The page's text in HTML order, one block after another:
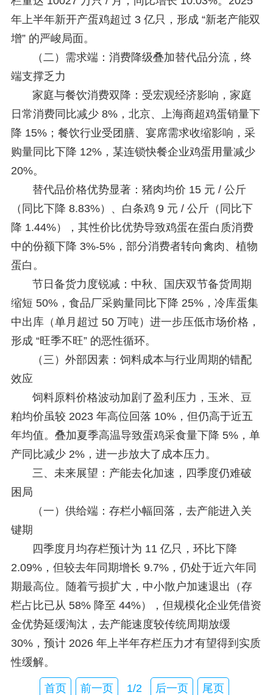
年上半年新开产蛋鸡超过 3 亿只，形成 “新老产能双
增” 的严峻局面。
（二）需求端：消费降级叠加替代品分流，终
端支撑乏力
家庭与餐饮消费双降：受宏观经济影响，家庭
日常消费同比减少 8%，北京、上海商超鸡蛋销量下
降 15%；餐饮行业受团膳、宴席需求收缩影响，采
购量同比下降 12%，某连锁快餐企业鸡蛋用量减少
20%。
替代品价格优势显著：猪肉均价 15 元 / 公斤
（同比下降 8.83%）、白条鸡 9 元 / 公斤（同比下
降 1.44%），其性价比优势导致鸡蛋在蛋白质消费
中的份额下降 3%-5%，部分消费者转向禽肉、植物
蛋白。
节日备货力度锐减：中秋、国庆双节备货周期
缩短 50%，食品厂采购量同比下降 25%，冷库蛋集
中出库（单月超过 50 万吨）进一步压低市场价格，
形成 “旺季不旺” 的恶性循环。
（三）外部因素：饲料成本与行业周期的错配
效应
饲料原料价格波动加剧了盈利压力，玉米、豆
粕均价虽较 2023 年高位回落 10%，但仍高于近五
年均值。叠加夏季高温导致蛋鸡采食量下降 5%，单
产同比减少 2%，进一步放大了成本压力。
三、未来展望：产能去化加速，四季度仍难破
困局
（一）供给端：存栏小幅回落，去产能进入关
键期
四季度月均存栏预计为 11 亿只，环比下降
2.09%，但较去年同期增长 9.7%，仍处于近六年同
期最高位。随着亏损扩大，中小散户加速退出（存
栏占比已从 58% 降至 44%），但规模化企业凭借资
金优势延缓淘汰，去产能速度较传统周期放缓
30%，预计 2026 年上半年存栏压力才有望得到实质
性缓解。
首页 前一页 1/2 后一页 尾页